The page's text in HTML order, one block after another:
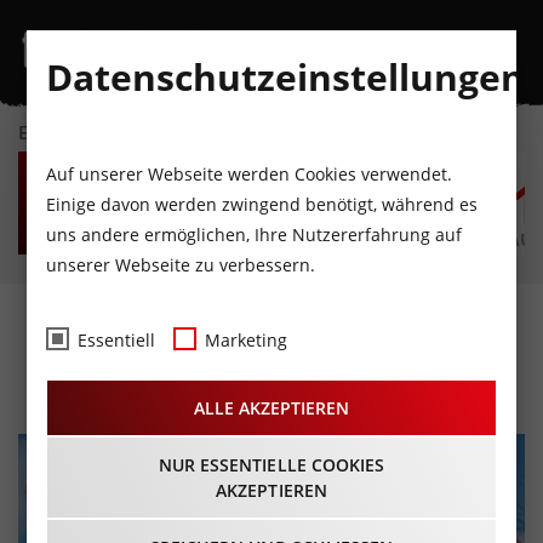
EVENTKALENDER
FR
7
AUGUST
SA
8
AUGUST
SO
9
AUGUST
MO
10
AUGUST
DI
11
AUGUST
CD Review: Seiler und
Speer – und weida?
Datenschutzeinstellungen
Auf unserer Webseite werden Cookies verwendet.
Einige davon werden zwingend benötigt, während es
uns andere ermöglichen, Ihre Nutzererfahrung auf
unserer Webseite zu verbessern.
Essentiell Marketing
ALLE AKZEPTIEREN
NUR ESSENTIELLE COOKIES
AKZEPTIEREN